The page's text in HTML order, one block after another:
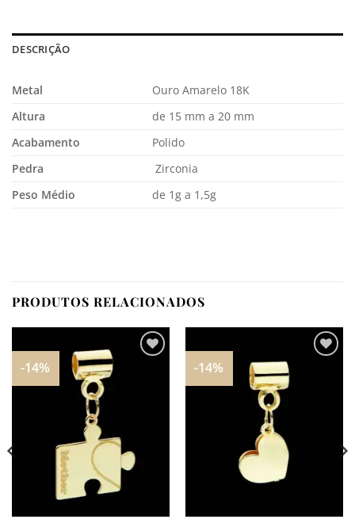
DESCRIÇÃO
Metal
Ouro Amarelo 18K
Altura
de 15 mm a 20 mm
Acabamento
Polido
Pedra
Zirconia
Peso Médio
de 1g a 1,5g
PRODUTOS RELACIONADOS
-14% -14%